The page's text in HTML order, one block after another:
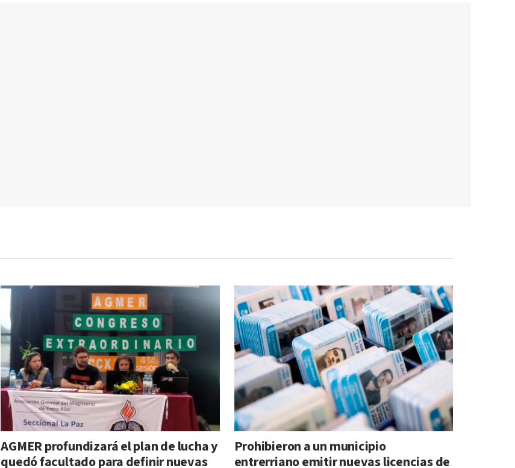
AGMER profundizará el plan de lucha y
quedó facultado para definir nuevas
Prohibieron a un municipio
entrerriano emitir nuevas licencias de